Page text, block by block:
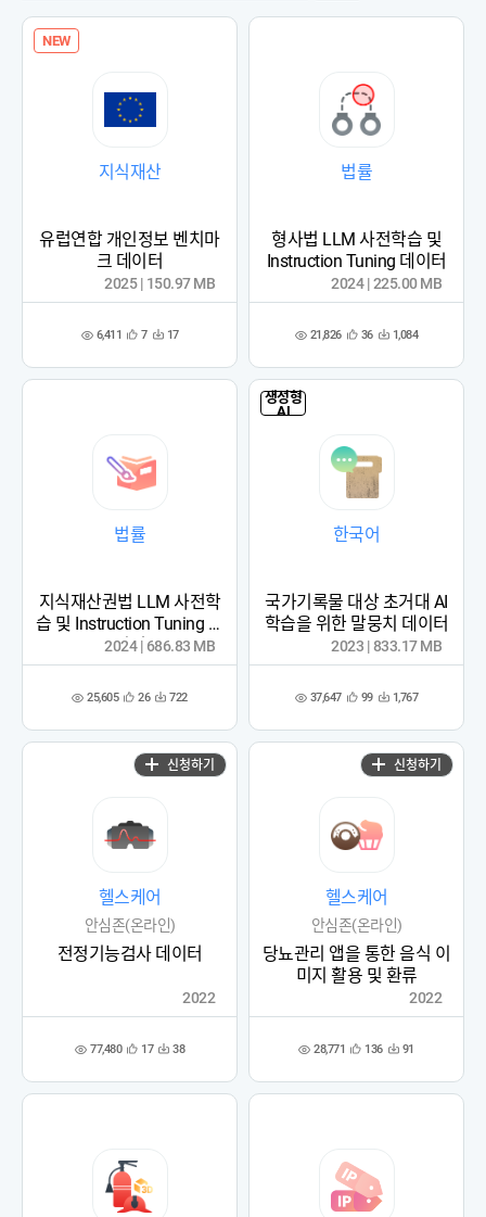
NEW
지식재산
유럽연합 개인정보 벤치마
크 데이터
조 6,411 관
록
7 다 17
2025 | 150.97 MB
법률
형사법 LLM 사전학습 및
Instruction Tuning 데이터
조 21,826 관
록
36 다 1,084
2024 | 225.00 MB
법률
지식재산권법 LLM 사전학
습 및 Instruction Tuning 데
이터
조 25,605 관
록
26 다 722
2024 | 686.83 MB
생성형
AI
한국어
국가기록물 대상 초거대 AI
학습을 위한 말뭉치 데이터
조 37,647 관
록
99 다 1,767
2023 | 833.17 MB
헬스케어
안심존(온라인)
전정기능검사 데이터
조 77,480 관
록
17 다 38
2022
신청하기
헬스케어
안심존(온라인)
당뇨관리 앱을 통한 음식 이
미지 활용 및 환류
조 28,771 관
록
136 다 91
2022
신청하기